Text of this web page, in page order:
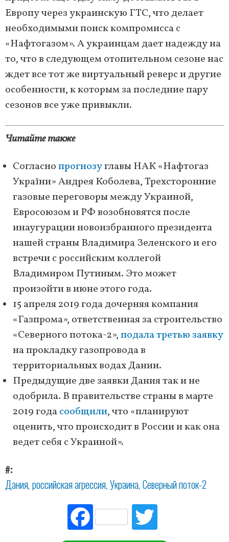
Европу через украинскую ГТС, что делает
необходимыми поиск компромисса с
«Нафтогазом». А украинцам дает надежду на
то, что в следующем отопительном сезоне нас
ждет все тот же виртуальный реверс и другие
особенности, к которым за последние пару
сезонов все уже привыкли.
Читайте также
Согласнопрогнозуглавы НАК «Нафтогаз
України» Андрея Коболева, Трехсторонние
газовые переговоры между Украиной,
Евросоюзом и РФ возобновятся после
инаугурации новоизбранного президента
нашей страны Владимира Зеленского и его
встречи с российским коллегой
Владимиром Путиным. Это может
произойти в июне этого года.
15 апреля 2019 года дочерняя компания
«Газпрома», ответственная за строительство
«Северного потока-2»,подала третью заявку
на прокладку газопровода в
территориальных водах Дании.
Предыдущие две заявки Дания так и не
одобрила. В правительстве страны в марте
2019 годасообщили, что «планируют
оценить, что происходит в России и как она
ведет себя с Украиной».
#
Дания российская агрессия Украина Северный поток-2
Fac
ebo